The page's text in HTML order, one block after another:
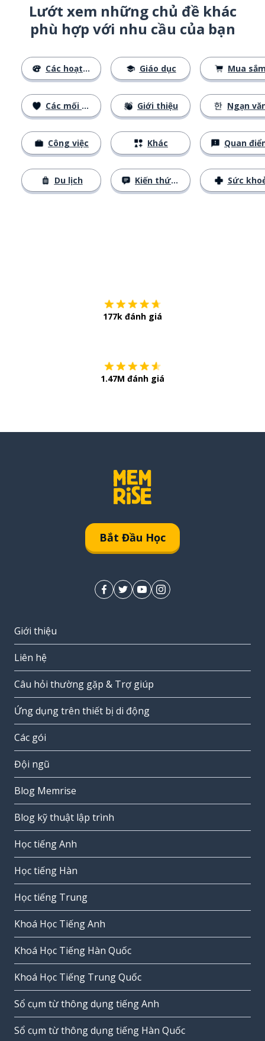
Lướt xem những chủ đề khác
phù hợp với nhu cầu của bạn
Các hoạt động
Các mối quan hệ
Công việc
Du lịch
Giáo dục
Giới thiệu
Khác
Kiến thức cơ bản
Mua
Ngạn
Quan
Sức
177k đánh giá
1.47M đánh giá
Bắt Đầu Học
Giới thiệu
Liên hệ
Câu hỏi thường gặp & Trợ giúp
Ứng dụng trên thiết bị di động
Các gói
Đội ngũ
Blog Memrise
Blog kỹ thuật lập trình
Học tiếng Anh
Học tiếng Hàn
Học tiếng Trung
Khoá Học Tiếng Anh
Khoá Học Tiếng Hàn Quốc
Khoá Học Tiếng Trung Quốc
Sổ cụm từ thông dụng tiếng Anh
Sổ cụm từ thông dụng tiếng Hàn Quốc